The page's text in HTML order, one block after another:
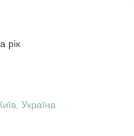
рік
Україна